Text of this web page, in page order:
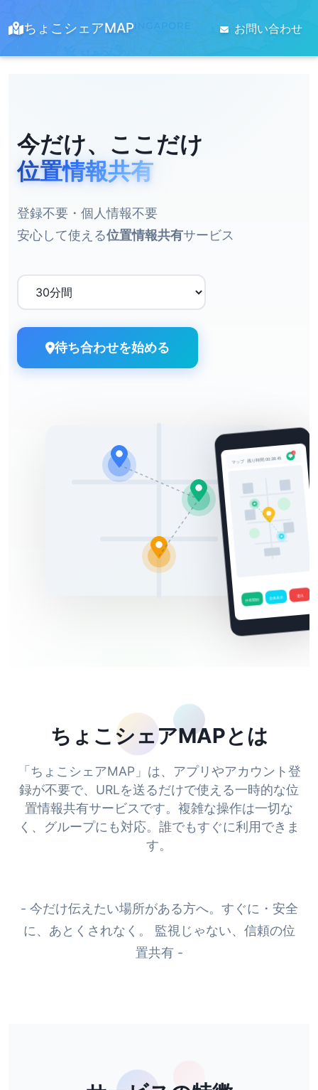
ちょこシェアMAP お問い合わせ
今だけ、ここだけ
位置情報共有
登録不要・個人情報不要
安心して使える位置情報共有サービス
待ち合わせを始める
マップ 残り時間:00:28:45
2
共有開始 全体表示 退出
ちょこシェアMAPとは
「ちょこシェアMAP」は、アプリやアカウント登
録が不要で、URLを送るだけで使える一時的な位
置情報共有サービスです。複雑な操作は一切な
く、グループにも対応。誰でもすぐに利用できま
す。
- 今だけ伝えたい場所がある方へ。すぐに・安全
に、あとくされなく。 監視じゃない、信頼の位
置共有 -